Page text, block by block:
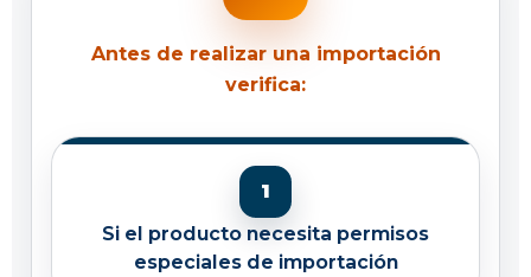
Antes de realizar una importación
verifica:
Si el producto necesita permisos
especiales de importación